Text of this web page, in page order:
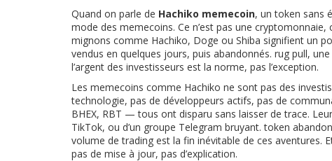
Quand on parle de Hachiko memecoin, un token sans
mode des memecoins. Ce n’est pas une cryptomonnaie,
mignons comme Hachiko, Doge ou Shiba signifient un
vendus en quelques jours, puis abandonnés. rug pull,
l’argent des investisseurs est la norme, pas l’exception.
Les memecoins comme Hachiko ne sont pas des
technologie, pas de développeurs actifs, pas de
BHEX, RBT — tous ont disparu sans laisser de trace.
TikTok, ou d’un groupe Telegram bruyant.token
volume de trading est la fin inévitable de ces aventures.
pas de mise à jour, pas d’explication.